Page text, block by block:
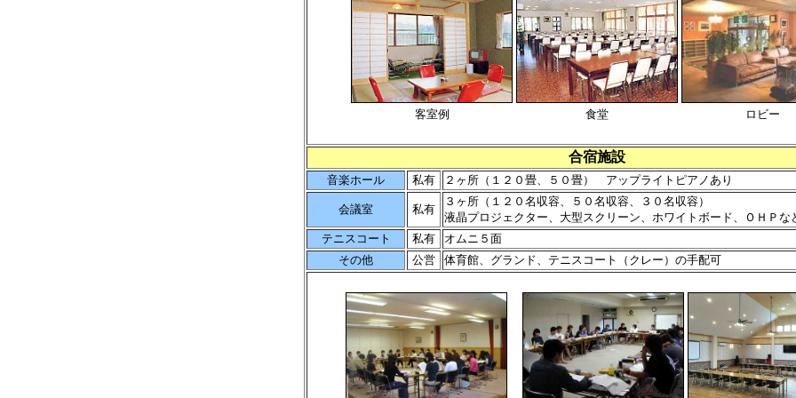
客室例 食堂 ロビー
合宿施設
音楽ホール 私有 ２ヶ所（１２０畳、５０畳） アップライトピアノあり
会議室 私有
３ヶ所（１２０名収容、５０名収容、３０名収容）
液晶プロジェクター、大型スクリーン、ホワイトボード、ＯＨＰな
テニスコート
私有
オムニ５面
その他
公営 体育館、グランド、テニスコート（クレー）の手配可